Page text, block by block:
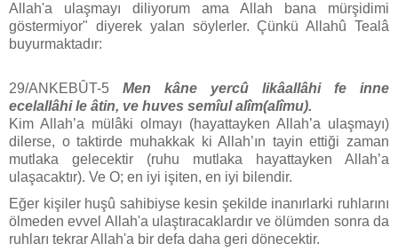
Allah'a ulaşmayı diliyorum ama Allah bana mürşidimi
göstermiyor" diyerek yalan söylerler. Çünkü Allahû Tealâ
buyurmaktadır:
29/ANKEBÛT-5 Men kâne yercû likâallâhi fe inne
ecelallâhi le âtin, ve huves semîul alîm(alîmu).
Kim Allah’a mülâki olmayı (hayattayken Allah’a ulaşmayı)
dilerse, o taktirde muhakkak ki Allah’ın tayin ettiği zaman
mutlaka gelecektir (ruhu mutlaka hayattayken Allah’a
ulaşacaktır). Ve O; en iyi işiten, en iyi bilendir.
Eğer kişiler huşû sahibiyse kesin şekilde inanırlarki ruhlarını
ölmeden evvel Allah'a ulaştıracaklardır ve ölümden sonra da
ruhları tekrar Allah'a bir defa daha geri dönecektir.